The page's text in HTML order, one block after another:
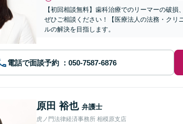
【初回相談無料】歯科治療でのリーマーの破
ぜひご相談ください！【医療法人の法務・クリ
ルの解決を目指します。
電話で面談予約
原田 裕也 弁護士
虎ノ門法律経済事務所 相模原支店